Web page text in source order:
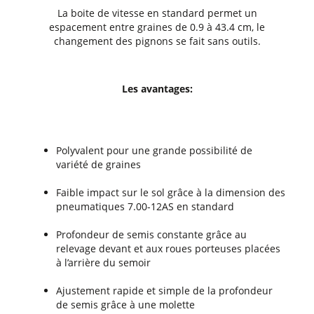
La boite de vitesse en standard permet un
espacement entre graines de 0.9 à 43.4 cm, le
changement des pignons se fait sans outils.
Les avantages:
Polyvalent pour une grande possibilité de
variété de graines
Faible impact sur le sol grâce à la dimension des
pneumatiques 7.00-12AS en standard
Profondeur de semis constante grâce au
relevage devant et aux roues porteuses placées
à l’arrière du semoir
Ajustement rapide et simple de la profondeur
de semis grâce à une molette